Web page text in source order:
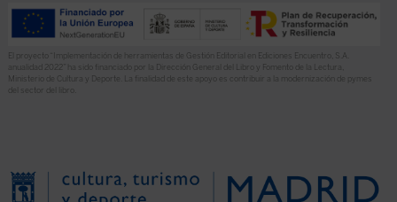
El proyecto “Implementación de herramientas de Gestión Editorial en Ediciones Encuentro, S.A.
anualidad 2022” ha sido financiado por la Dirección General del Libro y Fomento de la Lectura,
Ministerio de Cultura y Deporte. La finalidad de este apoyo es contribuir a la modernización de pymes
del sector del libro.